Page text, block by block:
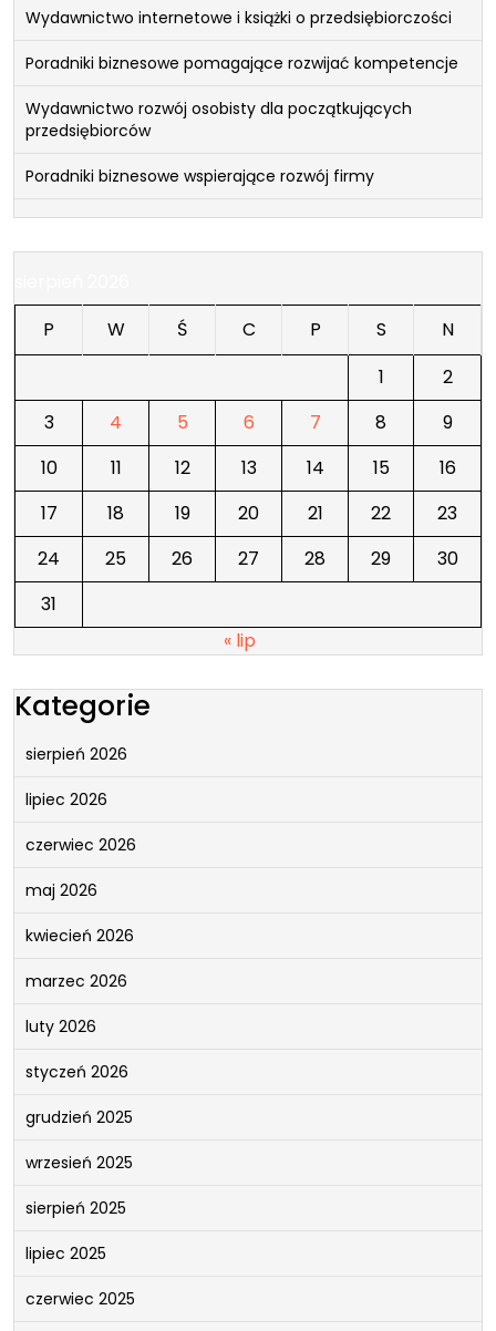
Wydawnictwo internetowe i książki o przedsiębiorczości
Poradniki biznesowe pomagające rozwijać kompetencje
Wydawnictwo rozwój osobisty dla początkujących
przedsiębiorców
Poradniki biznesowe wspierające rozwój firmy
P
W Ś C P S
N
1
2
3
4 5 6 7 8
9
10
11 12 13 14 15
16
17
18 19 20 21 22
23
24
25 26 27 28 29
30
31
« lip
Kategorie
sierpień 2026
lipiec 2026
czerwiec 2026
maj 2026
kwiecień 2026
marzec 2026
luty 2026
styczeń 2026
grudzień 2025
wrzesień 2025
sierpień 2025
lipiec 2025
czerwiec 2025